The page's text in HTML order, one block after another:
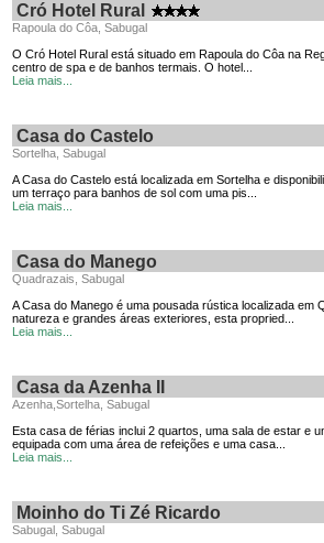
Cró Hotel Rural
Rapoula do Côa, Sabugal
O Cró Hotel Rural está situado em Rapoula do Côa na
centro de spa e de banhos termais. O hotel...
Leia mais...
Casa do Castelo
Sortelha, Sabugal
A Casa do Castelo está localizada em Sortelha e
um terraço para banhos de sol com uma pis...
Leia mais...
Casa do Manego
Quadrazais, Sabugal
A Casa do Manego é uma pousada rústica localizada em
natureza e grandes áreas exteriores, esta propried...
Leia mais...
Casa da Azenha II
Azenha,Sortelha, Sabugal
Esta casa de férias inclui 2 quartos, uma sala de estar e
equipada com uma área de refeições e uma casa...
Leia mais...
Moinho do Ti Zé Ricardo
Sabugal, Sabugal